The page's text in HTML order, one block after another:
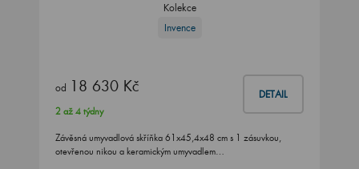
Kolekce
Invence
od 18 630 Kč DETAIL
2 až 4 týdny
Závěsná umyvadlová skříňka 61x45,4x48 cm s 1 zásuvkou,
otevřenou nikou a keramickým umyvadlem…